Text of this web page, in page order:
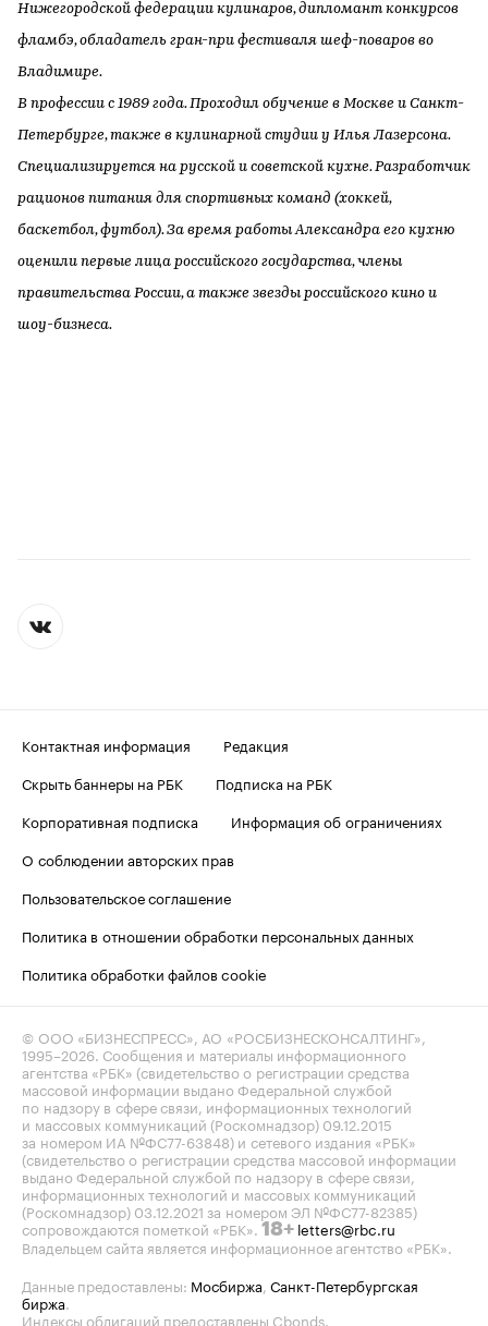
Нижегородской федерации кулинаров, дипломант конкурсов
фламбэ, обладатель гран-при фестиваля шеф-поваров во
Владимире.
В профессии с 1989 года. Проходил обучение в Москве и Санкт-
Петербурге, также в кулинарной студии у Илья Лазерсона.
Специализируется на русской и советской кухне. Разработчик
рационов питания для спортивных команд (хоккей,
баскетбол, футбол). За время работы Александра его кухню
оценили первые лица российского государства, члены
правительства России, а также звезды российского кино и
шоу-бизнеса.
Контактная информация
Редакция
Скрыть баннеры на РБК
Подписка на РБК
Корпоративная подписка
Информация об ограничениях
О соблюдении авторских прав
Пользовательское соглашение
Политика в отношении обработки персональных данных
Политика обработки файлов cookie
© ООО «БИЗНЕСПРЕСС», АО «РОСБИЗНЕСКОНСАЛТИНГ»,
1995–2026. Сообщения и материалы информационного
агентства «РБК» (свидетельство о регистрации средства
массовой информации выдано Федеральной службой
по надзору в сфере связи, информационных технологий
и массовых коммуникаций (Роскомнадзор) 09.12.2015
за номером ИА №ФС77-63848) и сетевого издания «РБК»
(свидетельство о регистрации средства массовой информации
выдано Федеральной службой по надзору в сфере связи,
информационных технологий и массовых коммуникаций
(Роскомнадзор) 03.12.2021 за номером ЭЛ №ФС77-82385)
сопровождаются пометкой «РБК». 18+ letters@rbc.ru
Владельцем сайта является информационное агентство «РБК».
Данные предоставлены: Мосбиржа, Санкт-Петербургская
биржа.
Индексы облигаций предоставлены Cbonds.